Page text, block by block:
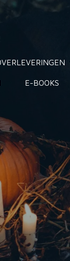
E-BOOKS